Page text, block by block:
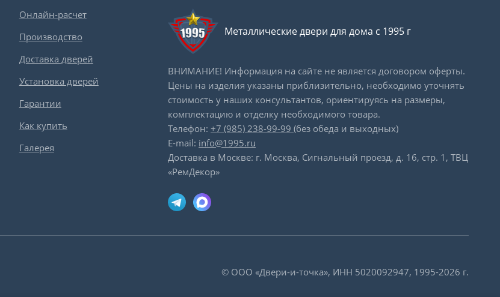
Онлайн-расчет
Производство
Доставка дверей
Установка дверей
Гарантии
Как купить
Галерея
Металлические двери для дома с 1995 г
ВНИМАНИЕ! Информация на сайте не является договором оферты.
Цены на изделия указаны приблизительно, необходимо уточнять
стоимость у наших консультантов, ориентируясь на размеры,
комплектацию и отделку необходимого товара.
Телефон: +7 (985) 238-99-99 (без обеда и выходных)
E-mail: info@1995.ru
Доставка в Москве: г. Москва, Сигнальный проезд, д. 16, стр. 1, ТВЦ
«РемДекор»
© ООО «Двери-и-точка», ИНН 5020092947, 1995-2026 г.